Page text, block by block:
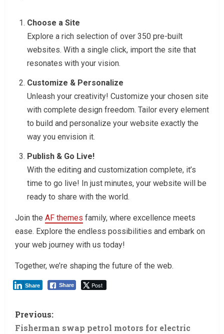
Choose a Site
Explore a rich selection of over 350 pre-built
websites. With a single click, import the site that
resonates with your vision.
Customize & Personalize
Unleash your creativity! Customize your chosen site
with complete design freedom. Tailor every element
to build and personalize your website exactly the
way you envision it.
Publish & Go Live!
With the editing and customization complete, it’s
time to go live! In just minutes, your website will be
ready to share with the world.
Join the AF themes family, where excellence meets
ease. Explore the endless possibilities and embark on
your web journey with us today!
Together, we’re shaping the future of the web.
Share Post
Share
Previous:
Fisherman swap petrol motors for electric